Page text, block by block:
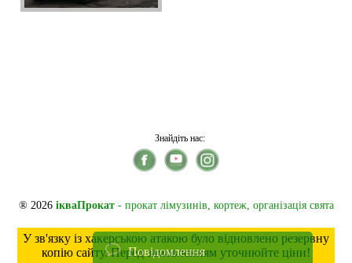
Знайдіть нас:
® 2026 ікваПрокат- прокат лімузинів, кортеж, організація свята
У зв'язку із хакерською атакою було відновлено резервну
копію сайту. Перед замовленням уточнюйте ціни!
Повідомлення